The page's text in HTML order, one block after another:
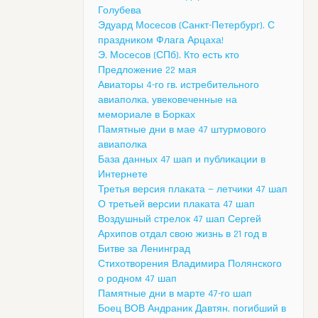
Голубева
Эдуард Мосесов (Санкт-Петербург). С
праздником Флага Арцаха!
Э. Мосесов (СПб). Кто есть кто
Предложение 22 мая
Авиаторы 4-го гв. истребительного
авиаполка, увековеченные на
мемориале в Борках
Памятные дни в мае 47 штурмового
авиаполка
База данных 47 шап и публикации в
Интернете
Третья версия плаката — летчики 47 шап
О третьей версии плаката 47 шап
Воздушный стрелок 47 шап Сергей
Архипов отдал свою жизнь в 21 год в
Битве за Ленинград
Стихотворения Владимира Полянского
о родном 47 шап
Памятные дни в марте 47-го шап
Боец ВОВ Андраник Давтян, погибший в